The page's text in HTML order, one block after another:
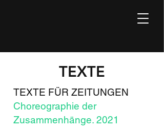
TEXTE
TEXTE FÜR ZEITUNGEN
Choreographie der
Zusammenhänge. 2021